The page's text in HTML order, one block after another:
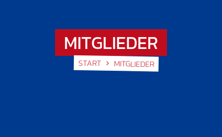
MITGLIEDER
START MITGLIEDER